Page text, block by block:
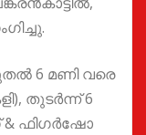
6 മണി വരെ
തുടർന്ന് 6
& ഫിഗർഷോ